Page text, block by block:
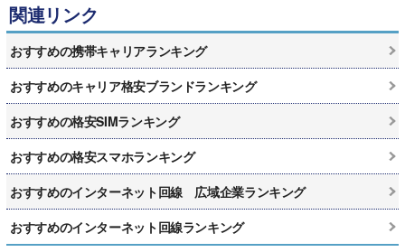
関連リンク
おすすめの携帯キャリアランキング
おすすめのキャリア格安ブランドランキング
おすすめの格安SIMランキング
おすすめの格安スマホランキング
おすすめのインターネット回線 広域企業ランキング
おすすめのインターネット回線ランキング